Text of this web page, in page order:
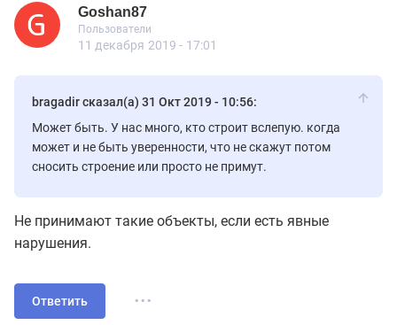
Goshan87
Goshan87
Пользователи
Новичок
Пользователи
7 сообщений
11 декабря 2019 - 17:01
bragadir сказал(а) 31 Окт 2019 - 10:56:
Может быть. У нас много, кто строит вслепую. когда
может и не быть уверенности, что не скажут потом
сносить строение или просто не примут.
Не принимают такие объекты, если есть явные
нарушения.
Ответить ...